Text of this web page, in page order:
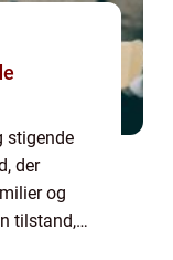
stigende
der
og
tilstand,